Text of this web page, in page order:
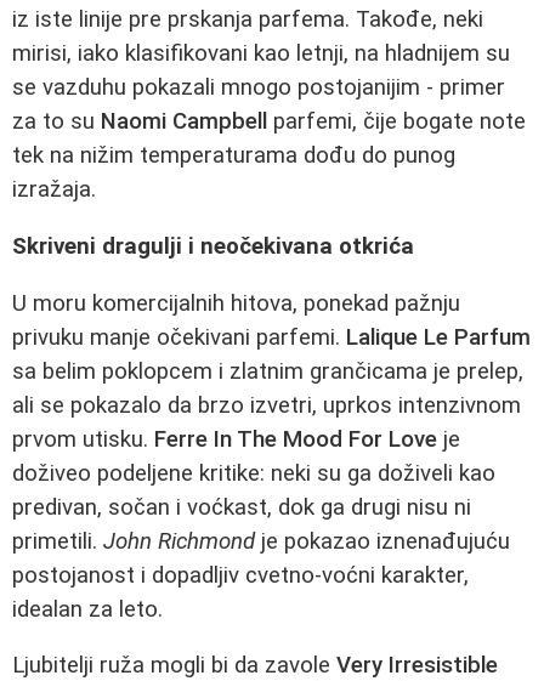
iz iste linije pre prskanja parfema. Takođe, neki
mirisi, iako klasifikovani kao letnji, na hladnijem su
se vazduhu pokazali mnogo postojanijim - primer
za to su Naomi Campbell parfemi, čije bogate note
tek na nižim temperaturama dođu do punog
izražaja.
Skriveni dragulji i neočekivana otkrića
U moru komercijalnih hitova, ponekad pažnju
privuku manje očekivani parfemi. Lalique Le Parfum
sa belim poklopcem i zlatnim grančicama je prelep,
ali se pokazalo da brzo izvetri, uprkos intenzivnom
prvom utisku. Ferre In The Mood For Love je
doživeo podeljene kritike: neki su ga doživeli kao
predivan, sočan i voćkast, dok ga drugi nisu ni
primetili. John Richmondje pokazao iznenađujuću
postojanost i dopadljiv cvetno-voćni karakter,
idealan za leto.
Ljubitelji ruža mogli bi da zavole Very Irresistible